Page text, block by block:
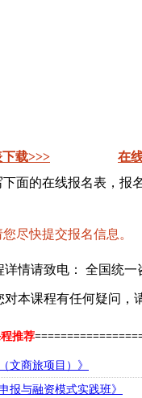
载>>>
在
面的在线报名表，报
尽快提交报名信息。
详情请致电： 全国统
本课程有任何疑问，
推荐
文商旅项目）》
报与融资模式实践班》